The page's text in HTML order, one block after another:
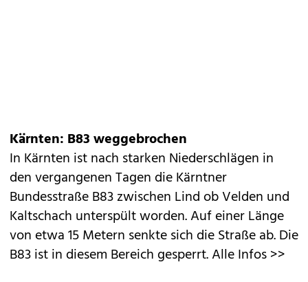
Kärnten: B83 weggebrochen
In Kärnten ist nach starken Niederschlägen in
den vergangenen Tagen die Kärntner
Bundesstraße B83 zwischen Lind ob Velden und
Kaltschach unterspült worden. Auf einer Länge
von etwa 15 Metern senkte sich die Straße ab. Die
B83 ist in diesem Bereich gesperrt.Alle Infos >>